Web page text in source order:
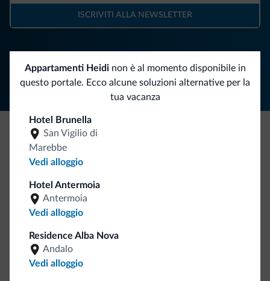
Appartamenti Heidinon è al momento disponibile in
questo portale. Ecco alcune soluzioni alternative per la
tua vacanza
Hotel Brunella
San Vigilio di
Marebbe
Vedi alloggio
Hotel Antermoia
Antermoia
Vedi alloggio
Residence Alba Nova
Andalo
Vedi alloggio
Segui Dolomiti.it
ISCRIVITI ALLA NEWSLETTER
Be Original, scopri la nuova collezione
Ce l'avete chiesto in tanti. Ecco la nuova collezione firmata
Dolomiti.it!